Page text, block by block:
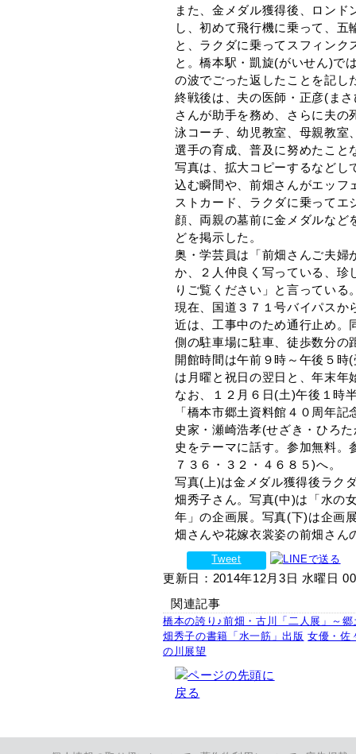
また、金メダル獲得後、ロンド
し、初めて飛行機に乗って、
と、ラクダに乗ってスフィンク
と。橋本駅・凱旋(がいせん)で
の波でごった返したことを記し
終戦後は、夫の医師・正彦(ま
さんが助手を務め、さらに夫の
泳コーチ、幼児教室、母親教室
選手の育成、普及に努めたこと
写真は、拡大コピーするなどし
込む瞬間や、前畑さんがエッフ
ストカード、ラクダに乗ってエ
顔、両親の墓前に金メダルなど
どを掲示した。
奥・学芸員は「前畑さんご夫婦
か、２人仲良く写っている、珍
りご覧ください」と言っている
現在、国道３７１号バイパスか
近は、工事中のため通行止め。
側の駐車場に駐車、徒歩数分の
開館時間は午前９時～午後５時
は月曜と祝日の翌日と、年末年
なお、１２月６日(土)午後１時
「橋本市郷土資料館４０周年
史家・瀬崎浩孝(せざき・ひろ
史をテーマに話す。参加無料
７３６・３２・４６８５)へ。
写真(上)は金メダル獲得後ラク
畑秀子さん。写真(中)は「水の
年」の企画展。写真(下)は企画
畑さんや花嫁衣裳姿の前畑さん
Tweet
更新日：2014年12月3日 水曜日
関連記事
橋本の誇り♪前畑・古川「二人展」～
畑秀子の書籍「水一筋」出版 女優・佐
の川展望